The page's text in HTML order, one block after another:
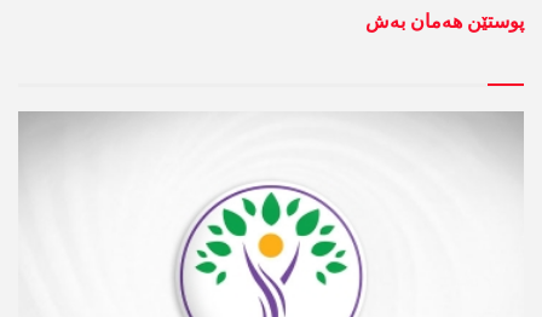
پوستێن ھەمان بەش